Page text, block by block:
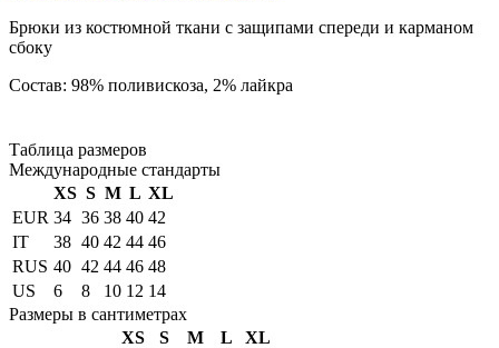
Брюки из костюмной ткани с защипами спереди и карманом
сбоку
Состав: 98% поливискоза, 2% лайкра
Таблица размеров
Международные стандарты
XS S M L XL
EUR 34 36 38 40 42
IT
38 40 42 44 46
RUS 40 42 44 46 48
US
6 8 10 12 14
Размеры в сантиметрах
XS
S M L
XL